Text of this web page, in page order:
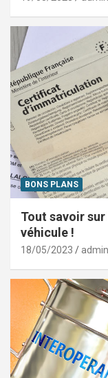
BONS PLANS
Tout savoir
véhicule !
18/05/2023 admin